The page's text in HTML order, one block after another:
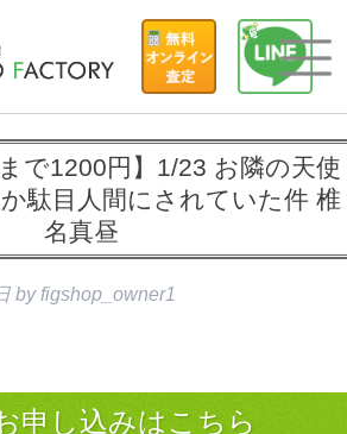
で1200円】1/23 お隣の天使
駄目人間にされていた件 椎
名真昼
by figshop_owner1
申し込みはこちら